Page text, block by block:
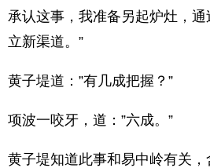
承认这事，我准备另起炉灶，
立新渠道。”
黄子堤道：”有几成把握？”
项波一咬牙，道：”六成。”
黄子堤知道此事和易中岭有关，